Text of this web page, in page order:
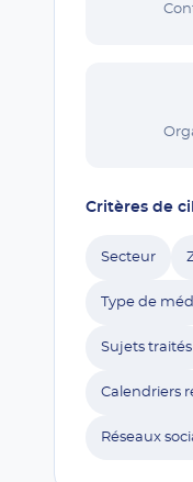
Critères de
Secteur
Type de
Sujets traités
Calendriers
Réseaux